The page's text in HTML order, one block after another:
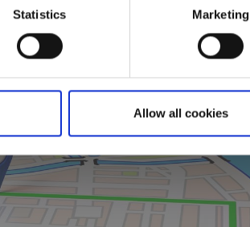
Statistics Marketing
Allow all cookies